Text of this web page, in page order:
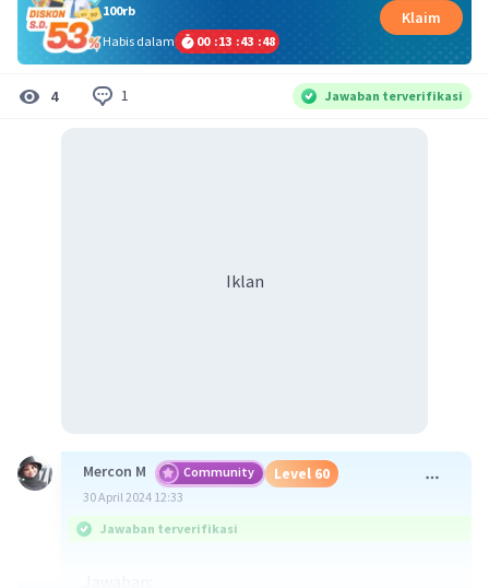
100rb
Habis dalam
00 :13 :43 :47
Klaim
4 1 Jawaban terverifikasi
Iklan
Mercon M Community Level 60
30 April 2024 12:33
Jawaban terverifikasi